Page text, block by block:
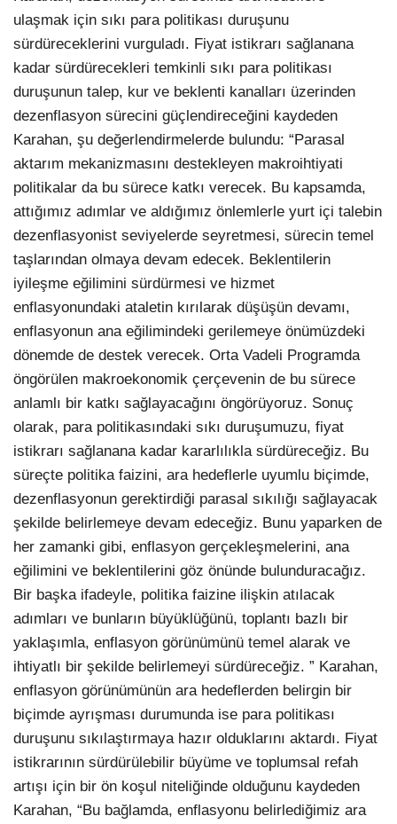
ulaşmak için sıkı para politikası duruşunu
sürdüreceklerini vurguladı. Fiyat istikrarı sağlanana
kadar sürdürecekleri temkinli sıkı para politikası
duruşunun talep, kur ve beklenti kanalları üzerinden
dezenflasyon sürecini güçlendireceğini kaydeden
Karahan, şu değerlendirmelerde bulundu: “Parasal
aktarım mekanizmasını destekleyen makroihtiyati
politikalar da bu sürece katkı verecek. Bu kapsamda,
attığımız adımlar ve aldığımız önlemlerle yurt içi talebin
dezenflasyonist seviyelerde seyretmesi, sürecin temel
taşlarından olmaya devam edecek. Beklentilerin
iyileşme eğilimini sürdürmesi ve hizmet
enflasyonundaki ataletin kırılarak düşüşün devamı,
enflasyonun ana eğilimindeki gerilemeye önümüzdeki
dönemde de destek verecek. Orta Vadeli Programda
öngörülen makroekonomik çerçevenin de bu sürece
anlamlı bir katkı sağlayacağını öngörüyoruz. Sonuç
olarak, para politikasındaki sıkı duruşumuzu, fiyat
istikrarı sağlanana kadar kararlılıkla sürdüreceğiz. Bu
süreçte politika faizini, ara hedeflerle uyumlu biçimde,
dezenflasyonun gerektirdiği parasal sıkılığı sağlayacak
şekilde belirlemeye devam edeceğiz. Bunu yaparken de
her zamanki gibi, enflasyon gerçekleşmelerini, ana
eğilimini ve beklentilerini göz önünde bulunduracağız.
Bir başka ifadeyle, politika faizine ilişkin atılacak
adımları ve bunların büyüklüğünü, toplantı bazlı bir
yaklaşımla, enflasyon görünümünü temel alarak ve
ihtiyatlı bir şekilde belirlemeyi sürdüreceğiz. ” Karahan,
enflasyon görünümünün ara hedeflerden belirgin bir
biçimde ayrışması durumunda ise para politikası
duruşunu sıkılaştırmaya hazır olduklarını aktardı. Fiyat
istikrarının sürdürülebilir büyüme ve toplumsal refah
artışı için bir ön koşul niteliğinde olduğunu kaydeden
Karahan, “Bu bağlamda, enflasyonu belirlediğimiz ara